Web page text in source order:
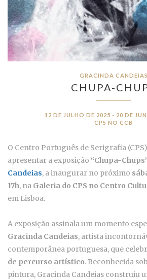
GRACINDA CANDEIAS
CHUPA-
12 DE JULHO DE 2025 - 20 DE
CPS NO CCB
O Centro Português de Serigrafia
apresentar a exposição “Chupa-
Candeias, a inaugurar no próximo
17h, na Galeria do CPS no Centro
em Lisboa.
A exposição assinala um momento
Gracinda Candeias, artista
contemporânea portuguesa, que
de percurso artístico. Reconhecida
pintura, Gracinda Candeias construiu